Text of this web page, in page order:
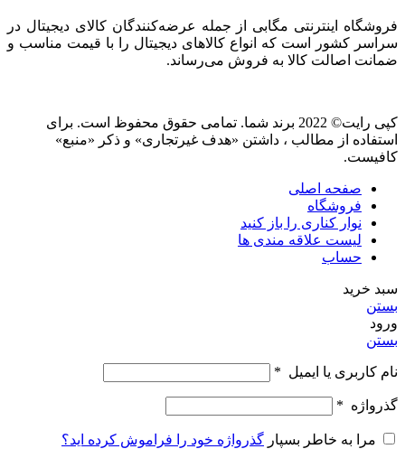
فروشگاه اینترنتی مگابی از جمله عرضه‌کنندگان کالای دیجیتال در
سراسر کشور است که انواع کالاهای دیجیتال را با قیمت مناسب و
ضمانت اصالت کالا به فروش می‌رساند.
کپی رایت© 2022 برند شما. تمامی حقوق محفوظ است. برای
استفاده از مطالب ، داشتن «هدف غیرتجاری» و ذکر «منبع»
کافیست.
صفحه اصلی
فروشگاه
نوار کناری را باز کنید
لیست علاقه مندی ها
حساب
سبد خرید
بستن
ورود
بستن
نام کاربری یا ایمیل *
گذرواژه *
مرا به خاطر بسپار گذرواژه خود را فراموش کرده اید؟